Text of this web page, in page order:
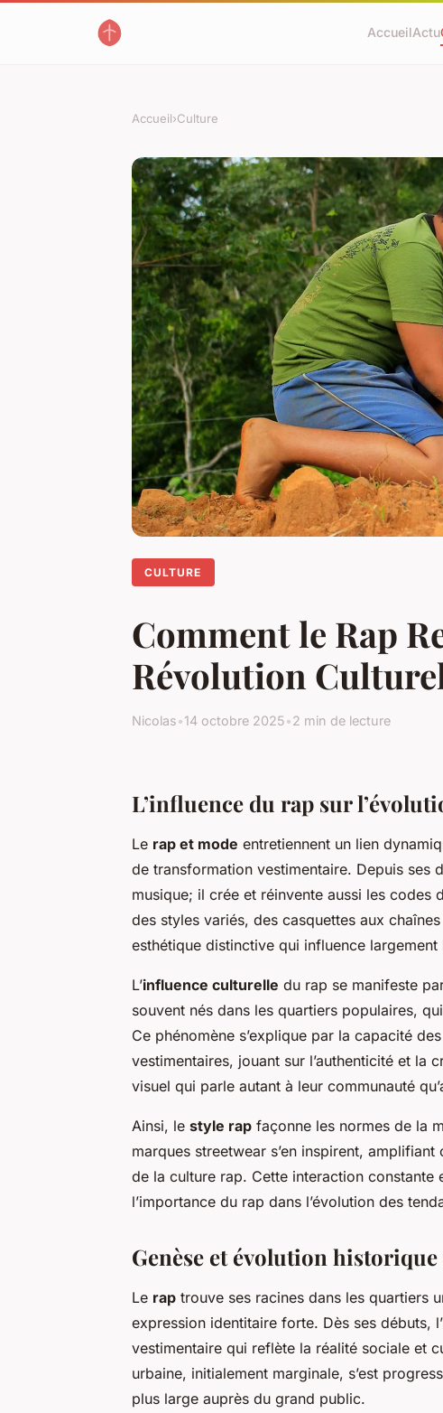
AccueilActu
Accueil›Culture
CULTURE
Comment le Rap
Révolution
Nicolas•14 octobre 2025•2 min de lecture
L’influence du rap sur
Le rap et mode entretiennent un lien
de transformation vestimentaire. Depuis ses
musique; il crée et réinvente aussi les codes
des styles variés, des casquettes aux
esthétique distinctive qui influence
L’influence culturelle du rap se manifeste
souvent nés dans les quartiers populaires,
Ce phénomène s’explique par la capacité
vestimentaires, jouant sur l’authenticité et la
visuel qui parle autant à leur communauté
Ainsi, le style rap façonne les normes de la
marques streetwear s’en inspirent,
de la culture rap. Cette interaction constante
l’importance du rap dans l’évolution des
Genèse et évolution
Le rap trouve ses racines dans les quartiers
expression identitaire forte. Dès ses débuts, l’
vestimentaire qui reflète la réalité sociale et
urbaine, initialement marginale, s’est
plus large auprès du grand public.